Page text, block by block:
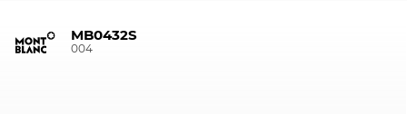
MB0432S
004